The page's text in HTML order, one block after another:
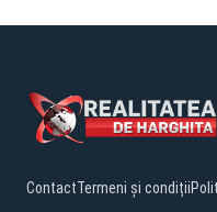
ContactTermeni și condiții